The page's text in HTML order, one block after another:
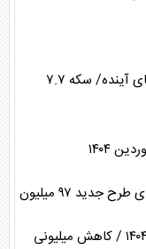
پیش‌بینی کاهش قیمت طلا و سکه در روز‌های آینده/ سکه ۷.۷
۹۷ میلیون
قیمت جدید طلا و سکه امروز ۱۸ خرداد ماه ۱۴۰۴ / کاهش میلیونی